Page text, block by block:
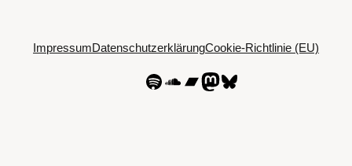
ImpressumDatenschutzerklärungCookie-Richtlinie (EU)
SpotifySoundCloud
Bandcamp
Mastodon